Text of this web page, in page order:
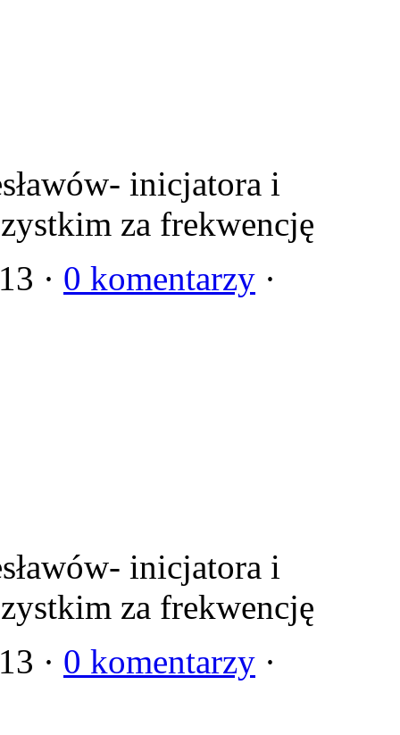
inicjatora i
za frekwencję
· 0 komentarzy ·
inicjatora i
za frekwencję
· 0 komentarzy ·